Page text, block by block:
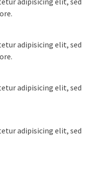
adipisicing elit, sed
adipisicing elit, sed
adipisicing elit, sed